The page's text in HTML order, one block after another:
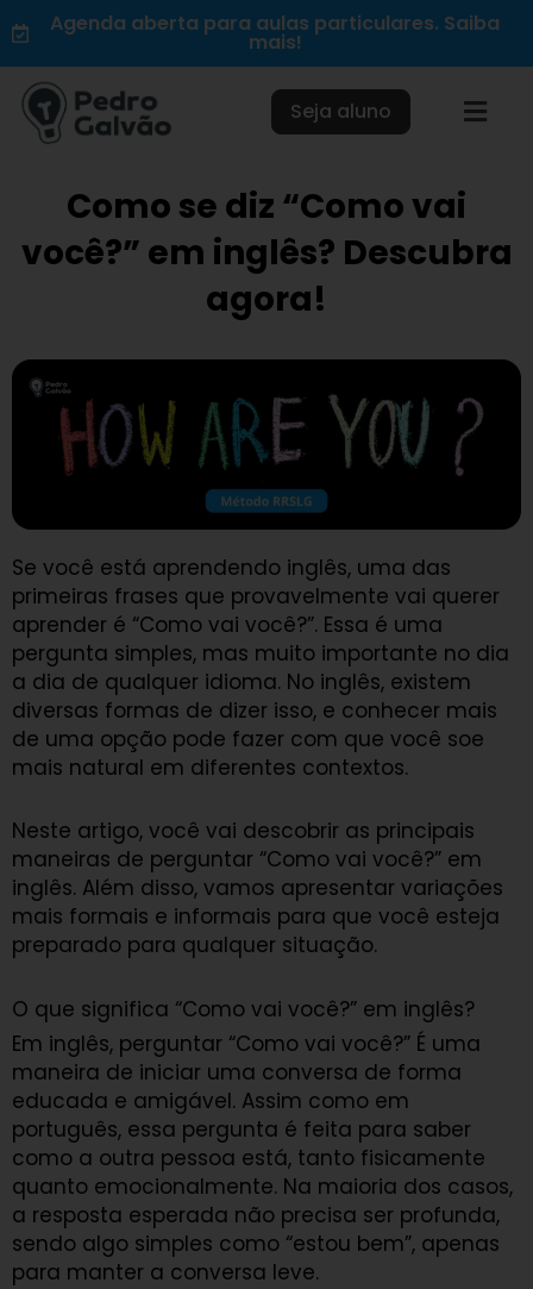
para
o
conteúdo
Agenda aberta para aulas particulares. Saiba
mais!
Seja aluno
Como se diz “Como vai
você?” em inglês? Descubra
agora!
Se você está aprendendo inglês, uma das
primeiras frases que provavelmente vai querer
aprender é “Como vai você?”. Essa é uma
pergunta simples, mas muito importante no dia
a dia de qualquer idioma. No inglês, existem
diversas formas de dizer isso, e conhecer mais
de uma opção pode fazer com que você soe
mais natural em diferentes contextos.
Neste artigo, você vai descobrir as principais
maneiras de perguntar “Como vai você?” em
inglês. Além disso, vamos apresentar variações
mais formais e informais para que você esteja
preparado para qualquer situação.
O que significa “Como vai você?” em inglês?
Em inglês, perguntar “Como vai você?” É uma
maneira de iniciar uma conversa de forma
educada e amigável. Assim como em
português, essa pergunta é feita para saber
como a outra pessoa está, tanto fisicamente
quanto emocionalmente. Na maioria dos casos,
a resposta esperada não precisa ser profunda,
sendo algo simples como “estou bem”, apenas
para manter a conversa leve.